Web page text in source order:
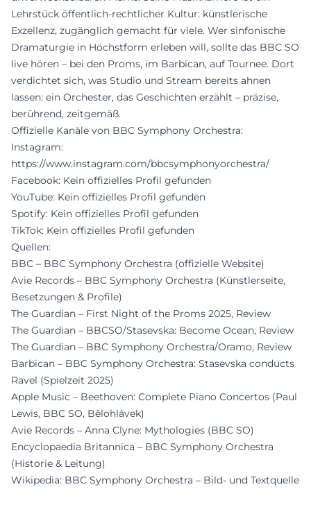
Lehrstück öffentlich-rechtlicher Kultur: künstlerische
Exzellenz, zugänglich gemacht für viele. Wer sinfonische
Dramaturgie in Höchstform erleben will, sollte das BBC SO
live hören – bei den Proms, im Barbican, auf Tournee. Dort
verdichtet sich, was Studio und Stream bereits ahnen
lassen: ein Orchester, das Geschichten erzählt – präzise,
berührend, zeitgemäß.
Offizielle Kanäle von BBC Symphony Orchestra:
Instagram:
https://www.instagram.com/bbcsymphonyorchestra/
Facebook: Kein offizielles Profil gefunden
YouTube: Kein offizielles Profil gefunden
Spotify: Kein offizielles Profil gefunden
TikTok: Kein offizielles Profil gefunden
Quellen:
BBC – BBC Symphony Orchestra (offizielle Website)
Avie Records – BBC Symphony Orchestra (Künstlerseite,
Besetzungen & Profile)
The Guardian – First Night of the Proms 2025, Review
The Guardian – BBCSO/Stasevska: Become Ocean, Review
The Guardian – BBC Symphony Orchestra/Oramo, Review
Barbican – BBC Symphony Orchestra: Stasevska conducts
Ravel (Spielzeit 2025)
Apple Music – Beethoven: Complete Piano Concertos (Paul
Lewis, BBC SO, Bělohlávek)
Avie Records – Anna Clyne: Mythologies (BBC SO)
Encyclopaedia Britannica – BBC Symphony Orchestra
(Historie & Leitung)
Wikipedia: BBC Symphony Orchestra – Bild- und Textquelle